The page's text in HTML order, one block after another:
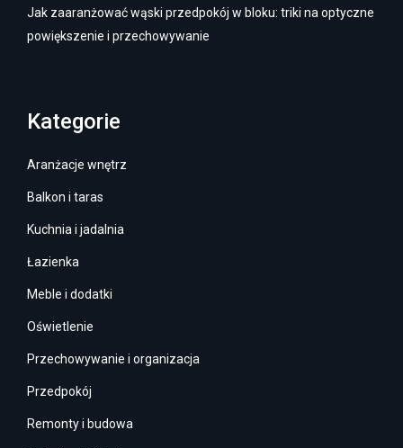
Jak zaaranżować wąski przedpokój w bloku: triki na optyczne
powiększenie i przechowywanie
Kategorie
Aranżacje wnętrz
Balkon i taras
Kuchnia i jadalnia
Łazienka
Meble i dodatki
Oświetlenie
Przechowywanie i organizacja
Przedpokój
Remonty i budowa